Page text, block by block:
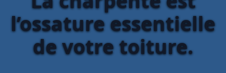
l’ossature essentielle
de votre toiture.